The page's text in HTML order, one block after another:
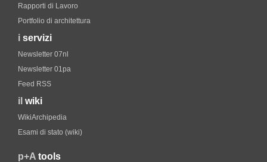
Rapporti di Lavoro
Portfolio di architettura
i servizi
Newsletter 07nl
Newsletter 01pa
Feed RSS
il wiki
WikiArchipedia
Esami di stato (wiki)
p+A tools